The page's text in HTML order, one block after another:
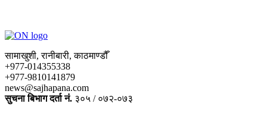
सामाखुशी, रानीबारी, काठमाण्डौँ
+977-014355338
+977-9810141879
news@sajhapana.com
सुचना बिभाग दर्ता नं. ३०५ / ०७२-०७३